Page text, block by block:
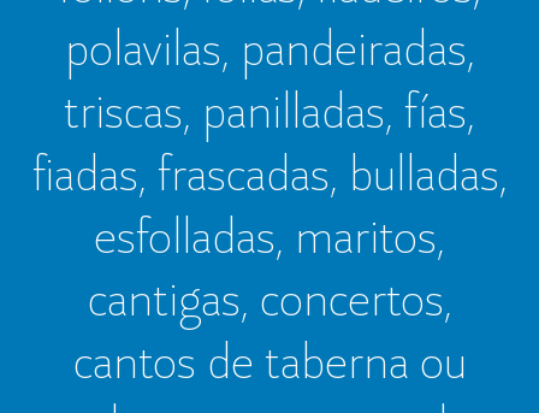
polavilas, pandeiradas,
triscas, panilladas, fías,
fiadas, frascadas, bulladas,
esfolladas, maritos,
cantigas, concertos,
cantos de taberna ou